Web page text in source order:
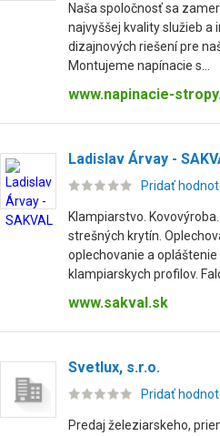
Naša spoločnosť sa
najvyššej kvality služieb a
dizajnových riešení pre
Montujeme napínacie s...
www.napinacie-
Ladislav Árvay -
Pridať
Klampiarstvo.
strešných krytín.
oplechovanie a opláštenie
klampiarskych profilov.
www.sakval.sk
Svetlux, s.r.o.
Pridať
Predaj železiarskeho,